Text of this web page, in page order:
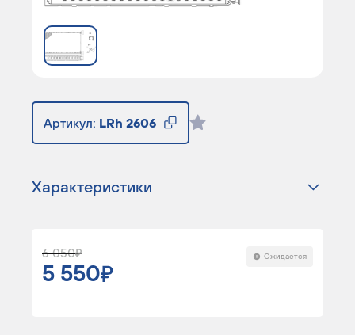
Артикул: LRh 2606
Характеристики
6 050
5 550
Ожидается